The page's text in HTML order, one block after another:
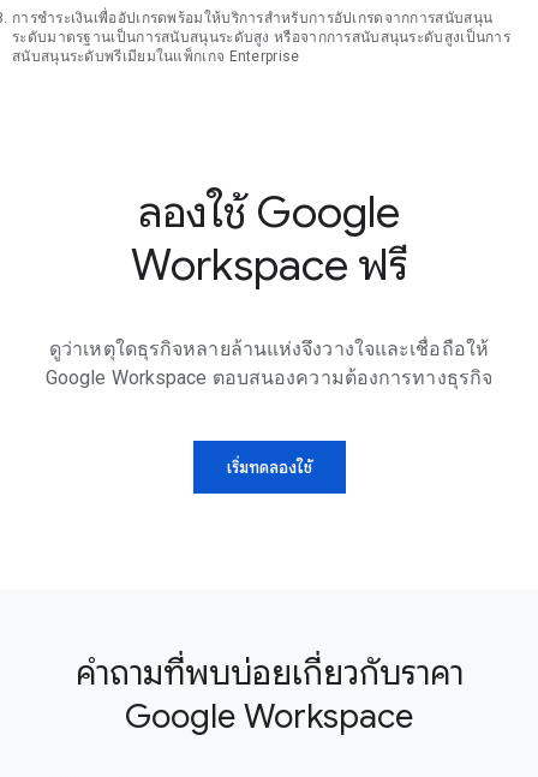
การชำระเงินเพื่ออัปเกรดพร้อมให้บริการสำหรับการอัปเกรดจากการสนับสนุน
ระดับมาตรฐานเป็นการสนับสนุนระดับสูง หรือจากการสนับสนุนระดับสูงเป็นการ
สนับสนุนระดับพรีเมียมในแพ็กเกจ Enterprise
ลองใช้ Google
Workspace ฟรี
ดูว่าเหตุใดธุรกิจหลายล้านแห่งจึงวางใจและเชื่อถือให้
Google Workspace ตอบสนองความต้องการทางธุรกิจ
เริ่มทดลองใช้
คำถามที่พบบ่อยเกี่ยวกับราคา
Google Workspace